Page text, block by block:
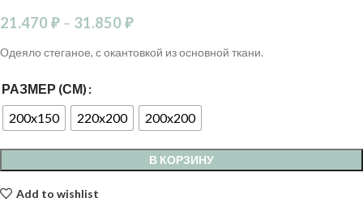
21.470₽ – 31.850₽
Одеяло стеганое, с окантовкой из основной ткани.
РАЗМЕР (СМ)
200x150
220x200 200x200
В КОРЗИНУ
Add to wishlist